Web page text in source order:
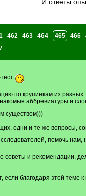
462 463 464 465 466
по крупинкам из разных
аббревиатуры и
существом)))
одни и те же вопросы,
помочь нам,
и рекомендации,
благодаря этой